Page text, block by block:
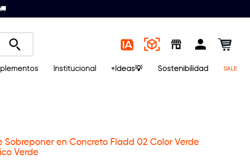
Institucional +Ideas💡 Sostenibilidad SALE
Sobreponer en Concreto Fladd 02 Color Verde
Verde